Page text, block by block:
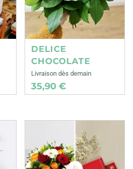
DELICE
CHOCOLATE
Livraison dès demain
35,90 €